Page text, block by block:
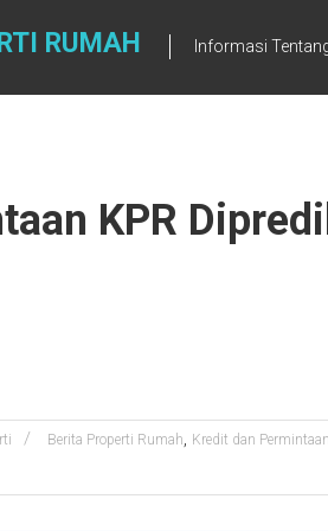
RUMAH Informasi
KPR
Berita Properti Rumah, Kredit dan